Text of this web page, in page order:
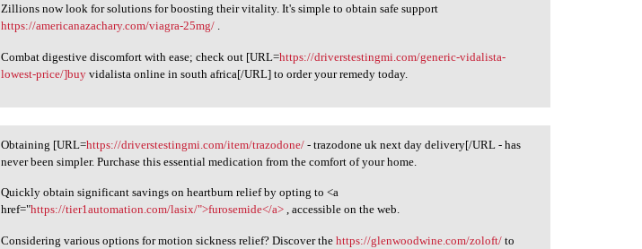
Zillions now look for solutions for boosting their vitality. It's simple to obtain safe support
https://americanazachary.com/viagra-25mg/ .
Combat digestive discomfort with ease; check out [URL=https://driverstestingmi.com/generic-vidalista-
lowest-price/]buy vidalista online in south africa[/URL] to order your remedy today.
Obtaining [URL=https:/
Obtaining [URL=https://driverstestingmi.com/item/trazodone/ - trazodone uk next day delivery[/URL - has
never been simpler. Purchase this essential medication from the comfort of your home.
Quickly obtain significant savings on heartburn relief by opting to <a
href="https://tier1automation.com/lasix/">furosemide</a> , accessible on the web.
Considering various options for motion sickness relief? Discover thehttps://glenwoodwine.com/zoloft/ to